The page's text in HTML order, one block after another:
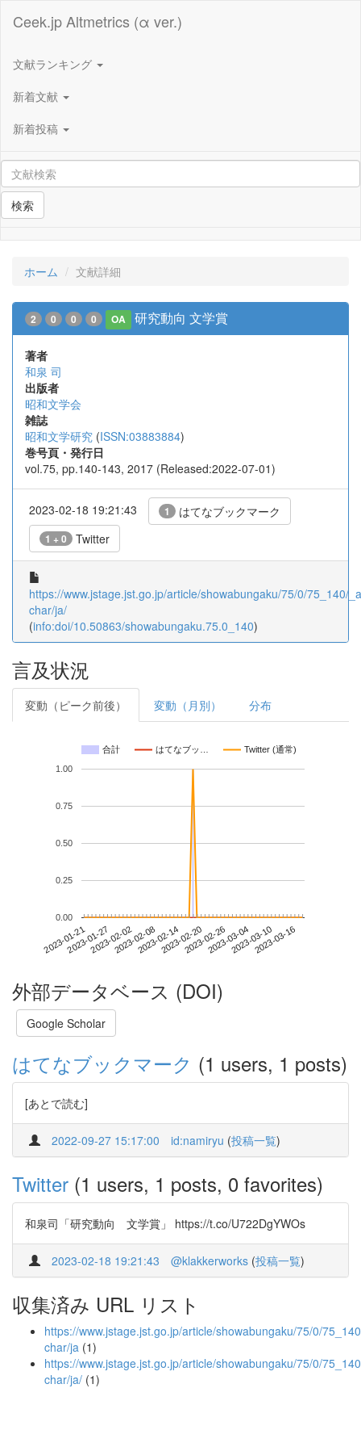
Ceek.jp Altmetrics (α ver.)
文献ランキング
新着文献
新着投稿
検索
ホーム 文献詳細
2 0 0 0 OA 研究動向 文学賞
著者
和泉 司
出版者
昭和文学会
雑誌
昭和文学研究 (ISSN:03883884)
巻号頁・発行日
vol.75, pp.140-143, 2017 (Released:2022-07-01)
2023-02-18 19:21:43 1 はてなブックマーク
1 + 0 Twitter
https://www.jstage.jst.go.jp/article/showabungaku/75/0/75_140/
char/ja/
(info:doi/10.50863/showabungaku.75.0_140)
言及状況
変動（ピーク前後） 変動（月別） 分布
合計 はてなブッ… Twitter (通常)
2023-01-212023-01-272023-02-022023-02-082023-02-142023-02-202023-02-262023-03-042023-03-102023-03-16
0.00
0.25
0.50
0.75
1.00
外部データベース (DOI)
Google Scholar
はてなブックマーク (1 users, 1 posts)
[あとで読む]
2022-09-27 15:17:00 id:namiryu (投稿一覧)
Twitter (1 users, 1 posts, 0 favorites)
和泉司「研究動向 文学賞」 https://t.co/U722DgYWOs
2023-02-18 19:21:43 @klakkerworks (投稿一覧)
収集済み URL リスト
https://www.jstage.jst.go.jp/article/showabungaku/75/0/
char/ja (1)
https://www.jstage.jst.go.jp/article/showabungaku/75/0/
char/ja/ (1)